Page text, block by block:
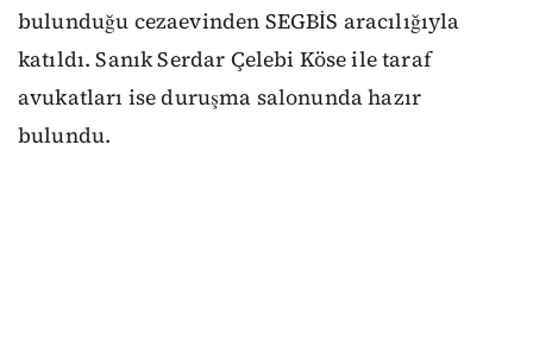
bulunduğu cezaevinden SEGBİS aracılığıyla
katıldı. Sanık Serdar Çelebi Köse ile taraf
avukatları ise duruşma salonunda hazır
bulundu.